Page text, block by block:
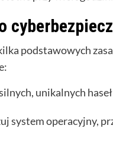
podstawowych
unikalnych
system operacyjny,